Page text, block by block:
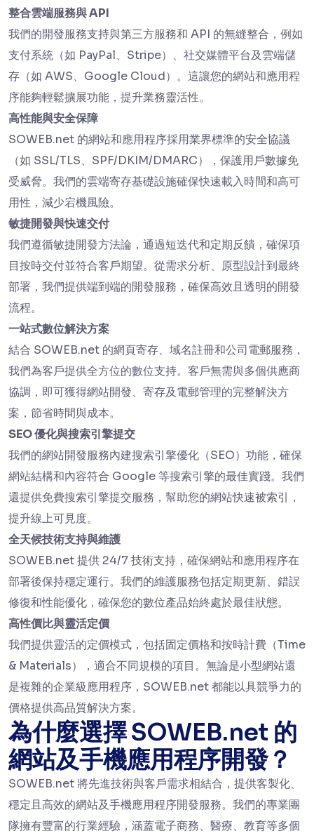
整合雲端服務與 API
我們的開發服務支持與第三方服務和 API 的無縫整合，例如
支付系統（如 PayPal、Stripe）、社交媒體平台及雲端儲
存（如 AWS、Google Cloud）。這讓您的網站和應用程
序能夠輕鬆擴展功能，提升業務靈活性。
高性能與安全保障
SOWEB.net 的網站和應用程序採用業界標準的安全協議
（如 SSL/TLS、SPF/DKIM/DMARC），保護用戶數據免
受威脅。我們的雲端寄存基礎設施確保快速載入時間和高可
用性，減少宕機風險。
敏捷開發與快速交付
我們遵循敏捷開發方法論，通過短迭代和定期反饋，確保項
目按時交付並符合客戶期望。從需求分析、原型設計到最終
部署，我們提供端到端的開發服務，確保高效且透明的開發
流程。
一站式數位解決方案
結合 SOWEB.net 的網頁寄存、域名註冊和公司電郵服務，
我們為客戶提供全方位的數位支持。客戶無需與多個供應商
協調，即可獲得網站開發、寄存及電郵管理的完整解決方
案，節省時間與成本。
SEO 優化與搜索引擎提交
我們的網站開發服務內建搜索引擎優化（SEO）功能，確保
網站結構和內容符合 Google 等搜索引擎的最佳實踐。我們
還提供免費搜索引擎提交服務，幫助您的網站快速被索引，
提升線上可見度。
全天候技術支持與維護
SOWEB.net 提供 24/7 技術支持，確保網站和應用程序在
部署後保持穩定運行。我們的維護服務包括定期更新、錯誤
修復和性能優化，確保您的數位產品始終處於最佳狀態。
高性價比與靈活定價
我們提供靈活的定價模式，包括固定價格和按時計費（Time
& Materials），適合不同規模的項目。無論是小型網站還
是複雜的企業級應用程序，SOWEB.net 都能以具競爭力的
價格提供高品質解決方案。
為什麼選擇 SOWEB.net 的
網站及手機應用程序開發？
SOWEB.net 將先進技術與客戶需求相結合，提供客製化、
穩定且高效的網站及手機應用程序開發服務。我們的專業團
隊擁有豐富的行業經驗，涵蓋電子商務、醫療、教育等多個